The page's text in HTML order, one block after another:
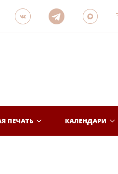
ПЕЧАТЬ КАЛЕНДАРИ